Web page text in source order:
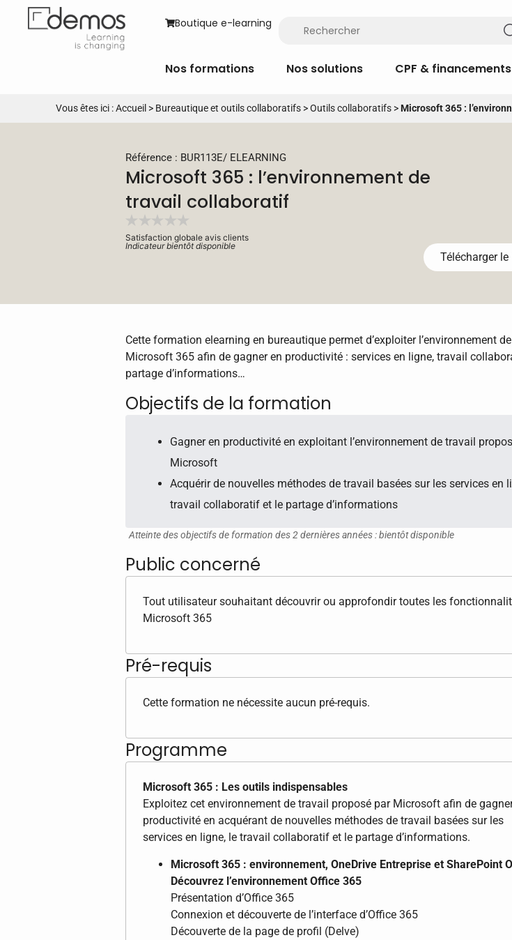
Boutique e-learning
Nos formations Nos solutions CPF & financements
Vous êtes ici :Accueil > Bureautique et outils collaboratifs >Outils collaboratifs >Microsoft 365 :
Référence : BUR113E/ ELEARNING
Microsoft 365 : l’environnement de
travail collaboratif
Satisfaction globale avis clients
Indicateur bientôt disponible
Télécharger le
Cette formation elearning en bureautique permet d’exploiter l’environnement
Microsoft 365 afin de gagner en productivité : services en ligne, travail
partage d’informations…
Objectifs de la formation
Gagner en productivité en exploitant l’environnement de travail
Microsoft
Acquérir de nouvelles méthodes de travail basées sur les services en
travail collaboratif et le partage d’informations
Atteinte des objectifs de formation des 2 dernières années : bientôt disponible
Public concerné
Tout utilisateur souhaitant découvrir ou approfondir toutes les
Microsoft 365
Pré-requis
Cette formation ne nécessite aucun pré-requis.
Programme
Microsoft 365 : Les outils indispensables
Exploitez cet environnement de travail proposé par Microsoft afin de
productivité en acquérant de nouvelles méthodes de travail basées sur les
services en ligne, le travail collaboratif et le partage d’informations.
Microsoft 365 : environnement, OneDrive Entreprise et SharePoint
Découvrez l’environnement Office 365
Présentation d’Office 365
Connexion et découverte de l’interface d’Office 365
Découverte de la page de profil (Delve)